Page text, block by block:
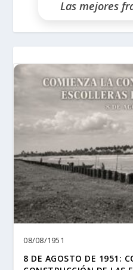
Las mejores
08/08/1951
8 DE AGOSTO DE 1951: